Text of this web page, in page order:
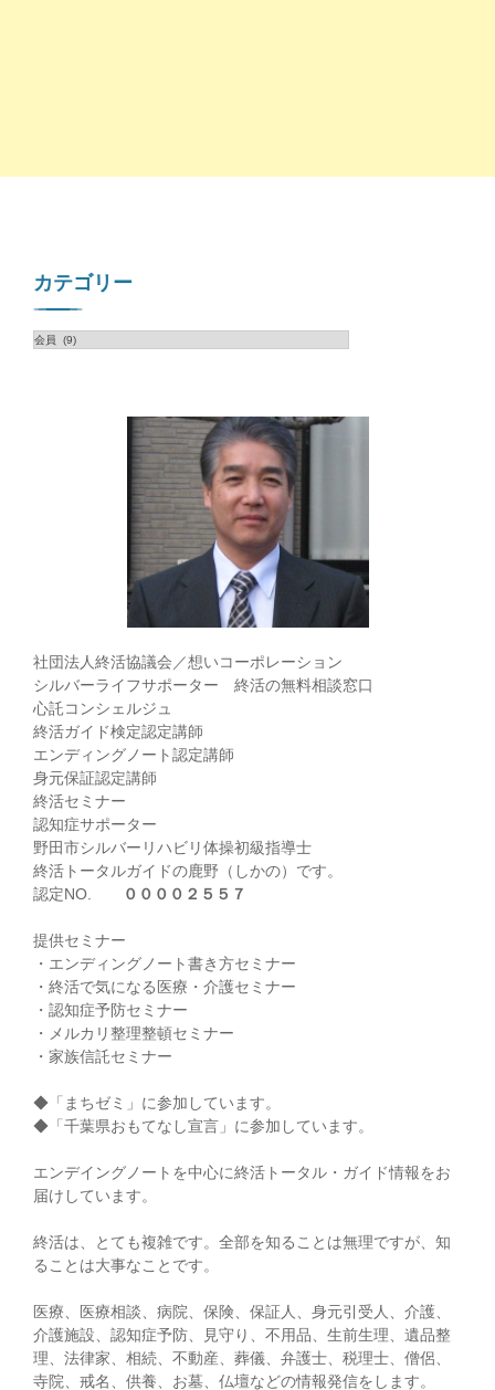
カテゴリー
カ
社団法人終活協議会／想いコーポレーション
シルバーライフサポーター 終活の無料相談窓口
心託コンシェルジュ
終活ガイド検定認定講師
エンディングノート認定講師
身元保証認定講師
終活セミナー
認知症サポーター
野田市シルバーリハビリ体操初級指導士
終活トータルガイドの鹿野（しかの）です。
認定NO.
００００２５５７
提供セミナー
・エンディングノート書き方セミナー
・終活で気になる医療・介護セミナー
・認知症予防セミナー
・メルカリ整理整頓セミナー
・家族信託セミナー
◆「まちゼミ」に参加しています。
◆「千葉県おもてなし宣言」に参加しています。
エンデイングノートを中心に終活トータル・ガイド情報をお
届けしています。
終活は、とても複雑です。全部を知ることは無理ですが、知
ることは大事なことです。
医療、医療相談、病院、保険、保証人、身元引受人、介護、
介護施設、認知症予防、見守り、不用品、生前生理、遺品整
理、法律家、相続、不動産、葬儀、弁護士、税理士、僧侶、
寺院、戒名、供養、お墓、仏壇などの情報発信をします。